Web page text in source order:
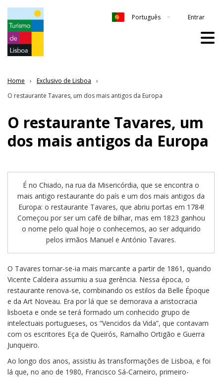
Português Entrar
Home
Exclusivo de Lisboa
O restaurante Tavares, um dos mais antigos da Europa
O restaurante Tavares, um
dos mais antigos da Europa
É no Chiado, na rua da Misericórdia, que se encontra o
mais antigo restaurante do país e um dos mais antigos da
Europa: o restaurante Tavares, que abriu portas em 1784!
Começou por ser um café de bilhar, mas em 1823 ganhou
o nome pelo qual hoje o conhecemos, ao ser adquirido
pelos irmãos Manuel e António Tavares.
O Tavares tornar-se-ia mais marcante a partir de 1861, quando
Vicente Caldeira assumiu a sua gerência. Nessa época, o
restaurante renova-se, combinando os estilos da Belle Époque
e da Art Noveau. Era por lá que se demorava a aristocracia
lisboeta e onde se terá formado um conhecido grupo de
intelectuais portugueses, os “Vencidos da Vida”, que contavam
com os escritores Eça de Queirós, Ramalho Ortigão e Guerra
Junqueiro.
Ao longo dos anos, assistiu às transformações de Lisboa, e foi
lá que, no ano de 1980, Francisco Sá-Carneiro, primeiro-